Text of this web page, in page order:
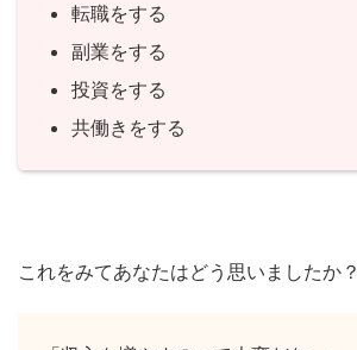
転職をする
副業をする
投資をする
共働きをする
これをみてあなたはどう思いましたか？